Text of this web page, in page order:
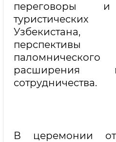
переговоры и
туристических
расширения
сотрудничества.
В церемонии